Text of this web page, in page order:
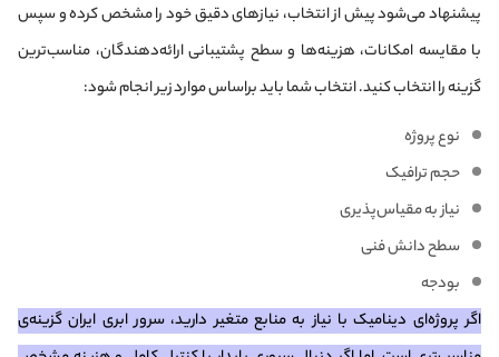
پیشنهاد می‌شود پیش از انتخاب، نیازهای دقیق خود را مشخص کرده و سپس
با مقایسه امکانات، هزینه‌ها و سطح پشتیبانی ارائه‌دهندگان، مناسب‌ترین
گزینه را انتخاب کنید. انتخاب شما باید براساس موارد زیر انجام شود:
نوع پروژه
حجم ترافیک
نیاز به مقیاس‌پذیری
سطح دانش فنی
بودجه
اگر پروژه‌ای دینامیک با نیاز به منابع متغیر دارید، سرور ابری ایران گزینه‌ی